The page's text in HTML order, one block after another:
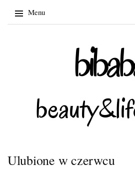
Menu
Ulubione w czerwcu